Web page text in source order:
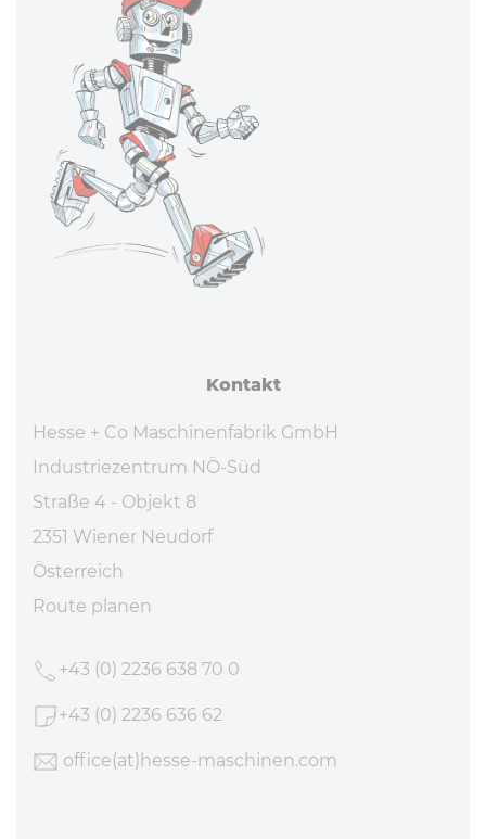
Kontakt
Hesse + Co Maschinenfabrik GmbH
Industriezentrum NÖ-Süd
Straße 4 - Objekt 8
2351 Wiener Neudorf
Österreich
Route planen
+43 (0) 2236 638 70 0
+43 (0) 2236 636 62
office(at)hesse-maschinen.com